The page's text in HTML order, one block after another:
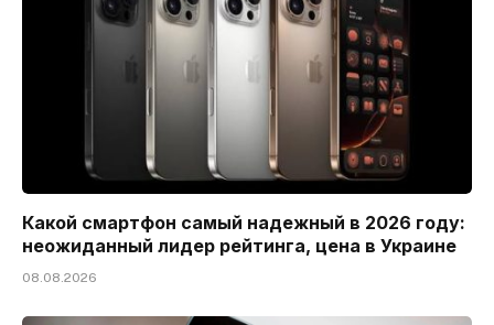
Какой смартфон самый надежный в 2026 году:
неожиданный лидер рейтинга, цена в Украине
08.08.2026